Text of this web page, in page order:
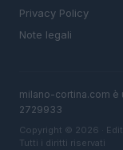
Privacy Policy
Note legali
milano-cortina.com è
2729933
Copyright © 2026 ·
Tutti i diritti riservati